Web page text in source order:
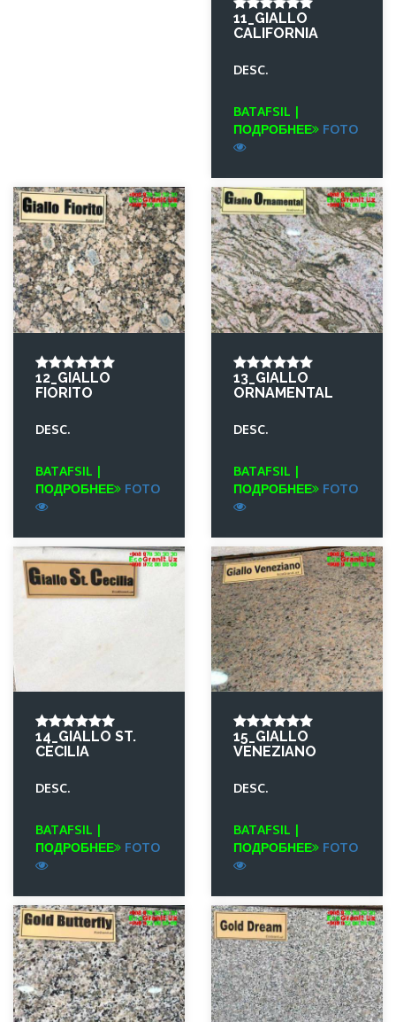
11_GIALLO
CALIFORNIA
DESC.
BATAFSIL |
ПОДРОБНЕЕ
FOTO
12_GIALLO
FIORITO
DESC.
BATAFSIL |
ПОДРОБНЕЕ
FOTO
13_GIALLO
ORNAMENTAL
DESC.
BATAFSIL |
ПОДРОБНЕЕ
FOTO
14_GIALLO ST.
CECILIA
DESC.
BATAFSIL |
ПОДРОБНЕЕ
FOTO
15_GIALLO
VENEZIANO
DESC.
BATAFSIL |
ПОДРОБНЕЕ
FOTO